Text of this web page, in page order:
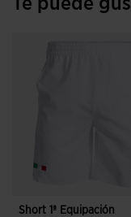
Short 1ª Equipación